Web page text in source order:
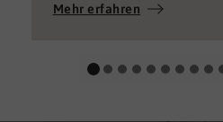
„Job“ machen und von
Mehr erfahren